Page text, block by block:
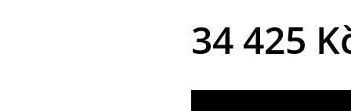
34 425